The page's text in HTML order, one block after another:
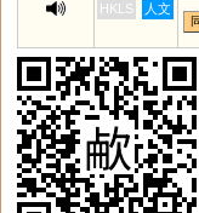
HKLS
人文